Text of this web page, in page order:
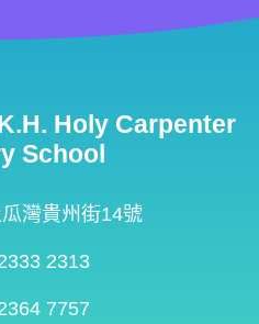
Holy Carpenter
School
灣貴州街14號
2313
7757